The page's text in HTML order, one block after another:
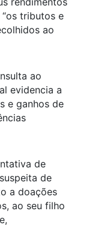
“os tributos e
ao
ao
evidencia a
e ganhos de
de
de
a doações
ao seu filho